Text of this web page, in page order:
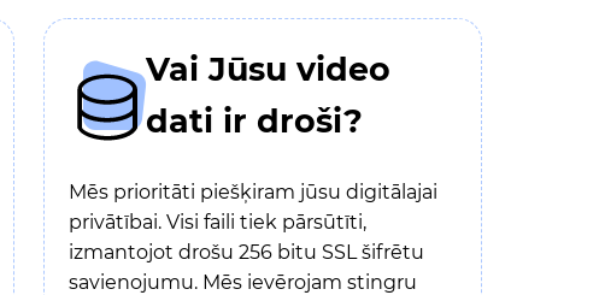
Vai Jūsu video
dati ir droši?
Mēs prioritāti piešķiram jūsu digitālajai
privātībai. Visi faili tiek pārsūtīti,
izmantojot drošu 256 bitu SSL šifrētu
savienojumu. Mēs ievērojam stingru